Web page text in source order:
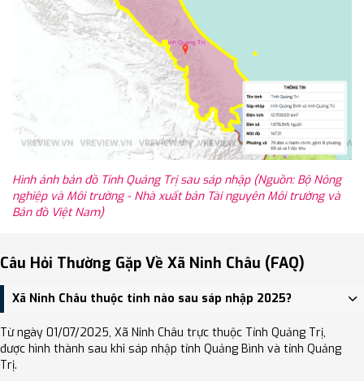
Hình ảnh bản đồ Tỉnh Quảng Trị sau sáp nhập (Nguồn: Bộ Nông
nghiệp và Môi trường - Nhà xuất bản Tài nguyên Môi trường và
Bản đồ Việt Nam)
Câu Hỏi Thường Gặp Về Xã Ninh Châu (FAQ)
Xã Ninh Châu thuộc tỉnh nào sau sáp nhập 2025?
Từ ngày 01/07/2025, Xã Ninh Châu trực thuộc Tỉnh Quảng Trị,
được hình thành sau khi sáp nhập tỉnh Quảng Bình và tỉnh Quảng
Trị.